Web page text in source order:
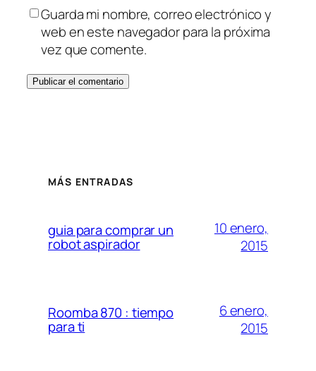
Guarda mi nombre, correo electrónico y
web en este navegador para la próxima
vez que comente.
MÁS ENTRADAS
guia para comprar un
robot aspirador
10 enero,
2015
Roomba 870 : tiempo
para ti
6 enero,
2015